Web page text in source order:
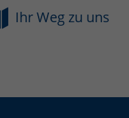
Ihr Weg zu uns